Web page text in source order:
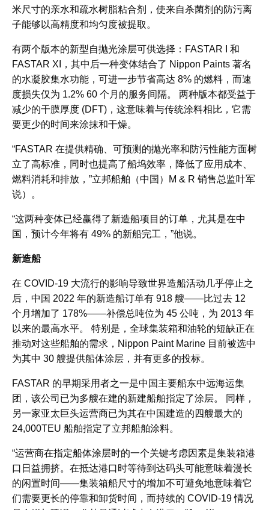
米尺寸的亲水和疏水树脂粘合剂，使来自杀菌剂的防污离
子能够以高精度和均匀度被提取。
有两个版本的新型自抛光涂层可供选择：FASTAR I 和
FASTAR XI，其中后一种变体结合了 Nippon Paints 著名
的水凝胶集水功能，可进一步节省高达 8% 的燃料，而速
度损失仅为 1.2% 60 个月的服务间隔。 两种版本都受益于
减少的干膜厚度 (DFT)，这意味着与传统涂料相比，它需
要更少的时间来涂抹和干燥。
“FASTAR 在提供精确、可预测的抛光率和防污性能方面树
立了高标准，同时也提高了船坞效率，降低了应用成本、
燃料消耗和排放，”立邦船舶（中国）M & R 销售总监叶军
说）。
“这两种变体已经赢得了新造船项目的订单，尤其是在中
国，预计今年将有 49% 的新船完工，”他说。
新造船
在 COVID-19 大流行的影响导致世界造船活动几乎停止之
后，中国 2022 年的新造船订单有 918 艘——比过去 12
个月增加了 178%——补偿总吨位为 45 公吨，为 2013 年
以来的最高水平。 特别是，全球集装箱和油轮的短缺正在
推动对这些船舶的需求，Nippon Paint Marine 目前被选中
为其中 30 艘提供船体涂层，并有更多的投标。
FASTAR 的早期采用者之一是中国主要船东中远海运集
团，该公司已为多艘在建的新建船舶指定了涂层。 同样，
另一家亚太巨头运营商已为其在中国建造的四艘最大的
24,000TEU 船舶指定了立邦船舶涂料。
“运营商在指定船体涂层时的一个关键考虑因素是集装箱港
口日益拥挤。在抵达港口时等待到达码头可能意味着漫长
的闲置时间——集装箱船尺寸的增加不可避免地意味着它
们需要更长的停靠和卸货时间，而持续的 COVID-19 情况